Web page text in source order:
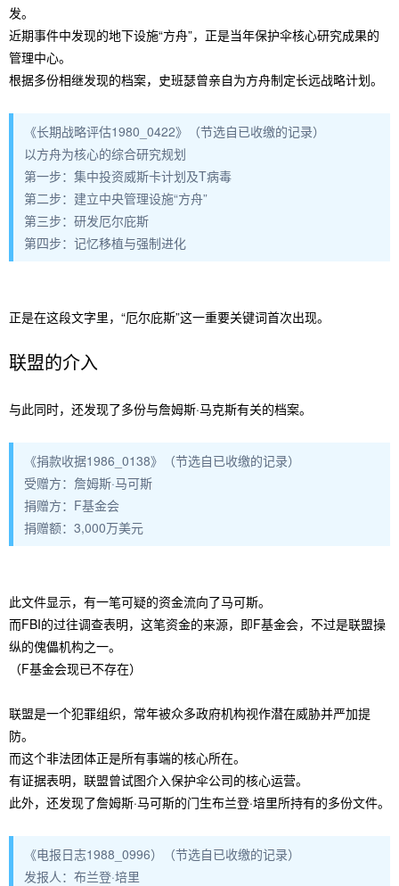
发。
近期事件中发现的地下设施“方舟”，正是当年保护伞核心研究成果的
管理中心。
根据多份相继发现的档案，史班瑟曾亲自为方舟制定长远战略计划。
《长期战略评估1980_0422》（节选自已收缴的记录）
以方舟为核心的综合研究规划
第一步：集中投资威斯卡计划及T病毒
第二步：建立中央管理设施“方舟”
第三步：研发厄尔庇斯
第四步：记忆移植与强制进化
正是在这段文字里，“厄尔庇斯”这一重要关键词首次出现。
联盟的介入
与此同时，还发现了多份与詹姆斯·马克斯有关的档案。
《捐款收据1986_0138》（节选自已收缴的记录）
受赠方：詹姆斯·马可斯
捐赠方：F基金会
捐赠额：3,000万美元
此文件显示，有一笔可疑的资金流向了马可斯。
而FBI的过往调查表明，这笔资金的来源，即F基金会，不过是联盟操
纵的傀儡机构之一。
（F基金会现已不存在）
联盟是一个犯罪组织，常年被众多政府机构视作潜在威胁并严加提
防。
而这个非法团体正是所有事端的核心所在。
有证据表明，联盟曾试图介入保护伞公司的核心运营。
此外，还发现了詹姆斯·马可斯的门生布兰登·培里所持有的多份文件。
《电报日志1988_0996）（节选自已收缴的记录）
发报人：布兰登·培里